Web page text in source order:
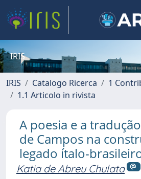
IRIS
IRIS Catalogo Ricerca
1
1.1 Articolo in rivista
A poesia e a
de Campos na
legado ítalo-
Katia de Abreu Chulata